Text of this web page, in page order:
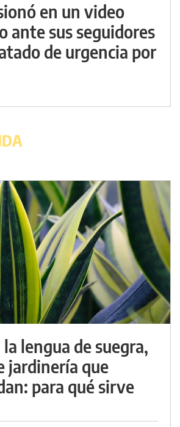
en un video
ante sus seguidores
de urgencia por
lengua de suegra,
jardinería que
para qué sirve